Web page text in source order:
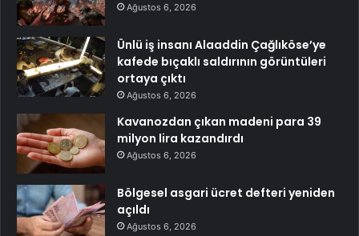
Ağustos 6, 2026
Ünlü iş insanı Alaaddin Çağlıköse’ye
kafede bıçaklı saldırının görüntüleri
ortaya çıktı
Ağustos 6, 2026
Kavanozdan çıkan madeni para 39
milyon lira kazandırdı
Ağustos 6, 2026
Bölgesel asgari ücret defteri yeniden
açıldı
Ağustos 6, 2026